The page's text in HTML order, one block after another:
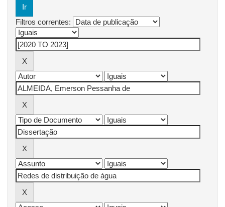
Filtros correntes: